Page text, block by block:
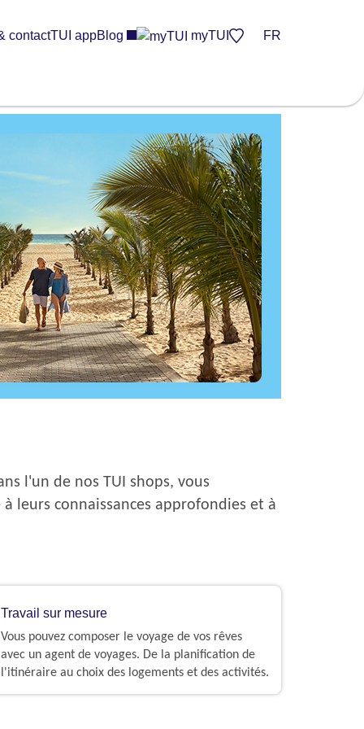
contactTUI appBlog myTUI FR
l'un de nos TUI shops, vous
à leurs connaissances approfondies et à
Travail sur mesure
Vous pouvez composer le voyage de vos rêves
avec un agent de voyages. De la planification de
l'itinéraire au choix des logements et des activités​.